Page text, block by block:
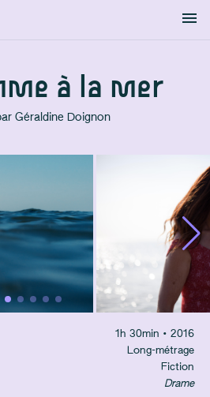
à la mer
Géraldine Doignon
1 h 30min • 2016
Long-métrage
Fiction
Drame